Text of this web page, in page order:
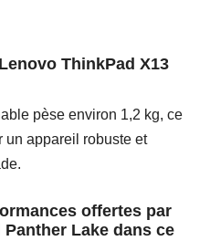
ThinkPad X13
pèse environ 1,2 kg, ce
un appareil robuste et
offertes par
Lake dans ce